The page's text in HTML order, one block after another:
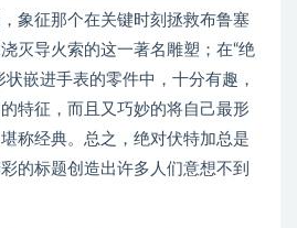
象征那个在关键时刻拯救布鲁塞
灭导火索的这一著名雕塑；在“绝
嵌进手表的零件中，十分有趣，
特征，而且又巧妙的将自己最形
称经典。总之，绝对伏特加总是
的标题创造出许多人们意想不到